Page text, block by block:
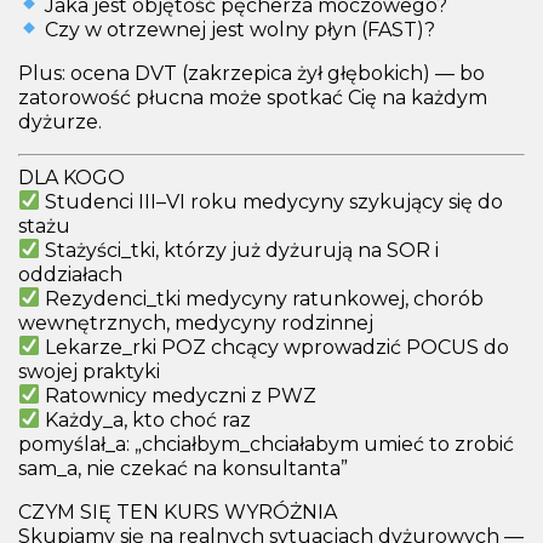
Jaka jest objętość pęcherza moczowego?
Czy w otrzewnej jest wolny płyn (FAST)?
Plus: ocena DVT (zakrzepica żył głębokich) — bo
zatorowość płucna może spotkać Cię na każdym
dyżurze.
DLA KOGO
Studenci III–VI roku medycyny szykujący się do
stażu
Stażyści_tki, którzy już dyżurują na SOR i
oddziałach
Rezydenci_tki medycyny ratunkowej, chorób
wewnętrznych, medycyny rodzinnej
Lekarze_rki POZ chcący wprowadzić POCUS do
swojej praktyki
Ratownicy medyczni z PWZ
Każdy_a, kto choć raz
pomyślał_a: „chciałbym_chciałabym umieć to zrobić
sam_a, nie czekać na konsultanta”
CZYM SIĘ TEN KURS WYRÓŻNIA
Skupiamy się na realnych sytuacjach dyżurowych —